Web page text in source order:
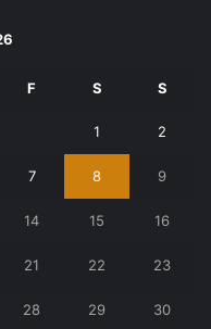
F S S
1 2
7 8 9
14 15 16
21 22 23
28 29 30